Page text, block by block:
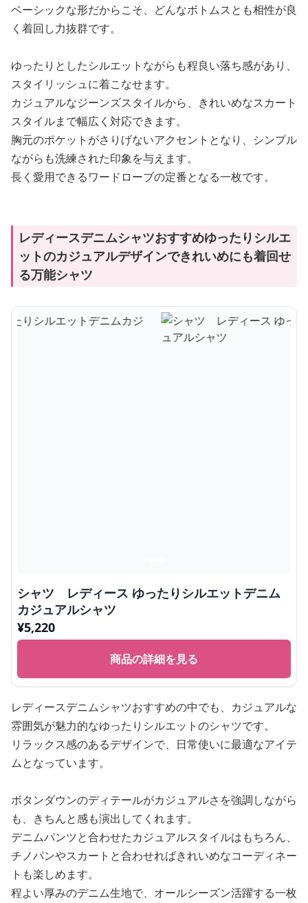
ベーシックな形だからこそ、どんなボトムスとも相性が良
く着回し力抜群です。
ゆったりとしたシルエットながらも程良い落ち感があり、
スタイリッシュに着こなせます。
カジュアルなジーンズスタイルから、きれいめなスカート
スタイルまで幅広く対応できます。
胸元のポケットがさりげないアクセントとなり、シンプル
ながらも洗練された印象を与えます。
長く愛用できるワードローブの定番となる一枚です。
レディースデニムシャツおすすめゆったりシルエ
ットのカジュアルデザインできれいめにも着回せ
る万能シャツ
シャツ レディース ゆったりシルエットデニム
カジュアルシャツ
¥5,220
商品の詳細を見る
レディースデニムシャツおすすめの中でも、カジュアルな
雰囲気が魅力的なゆったりシルエットのシャツです。
リラックス感のあるデザインで、日常使いに最適なアイテ
ムとなっています。
ボタンダウンのディテールがカジュアルさを強調しながら
も、きちんと感も演出してくれます。
デニムパンツと合わせたカジュアルスタイルはもちろん、
チノパンやスカートと合わせればきれいめなコーディネー
トも楽しめます。
程よい厚みのデニム生地で、オールシーズン活躍する一枚